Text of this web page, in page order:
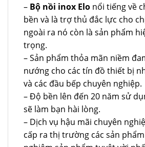
– Bộ nồi inox Elo nổi tiếng về
bền và là trợ thủ đắc lực cho
ngoài ra nó còn là sản phẩm
trọng.
– Sản phẩm thỏa mãn niềm
nướng cho các tín đồ thiết bị
và các đầu bếp chuyên nghiệp.
– Độ bền lên đến 20 năm sử
sẽ làm bạn hài lòng.
– Dịch vụ hậu mãi chuyên
cấp ra thị trường các sản